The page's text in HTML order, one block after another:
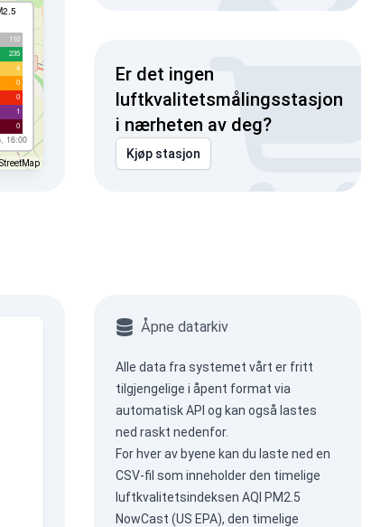
110
235
4
0
0
1
0
16:00
Er det ingen
luftkvalitetsmålingsstasjon
i nærheten av deg?
Kjøp stasjon
Åpne datarkiv
Alle data fra systemet vårt er fritt
tilgjengelige i åpent format via
automatisk API og kan også lastes
ned raskt nedenfor.
For hver av byene kan du laste ned en
CSV-fil som inneholder den timelige
luftkvalitetsindeksen AQI PM2.5
NowCast (US EPA), den timelige